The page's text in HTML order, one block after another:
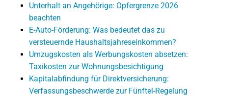
Unterhalt an Angehörige: Opfergrenze 2026
beachten
E-Auto-Förderung: Was bedeutet das zu
versteuernde Haushaltsjahreseinkommen?
Umzugskosten als Werbungskosten absetzen:
Taxikosten zur Wohnungsbesichtigung
Kapitalabfindung für Direktversicherung:
Verfassungsbeschwerde zur Fünftel-Regelung